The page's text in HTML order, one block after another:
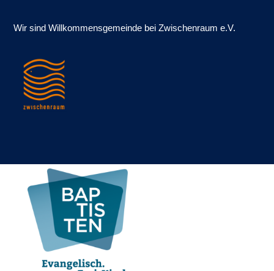
Wir sind Willkommens­gemeinde bei Zwischenraum e.V.